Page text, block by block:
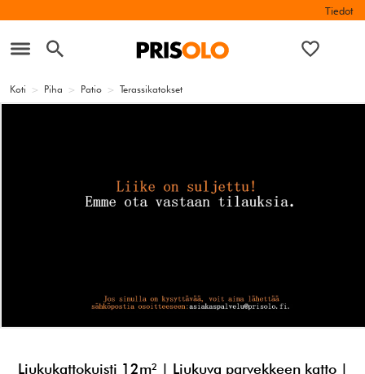
Tiedot
Koti > Piha > Patio > Terassikatokset
Liukukattokuisti 12m² | Liukuva parvekkeen katto |